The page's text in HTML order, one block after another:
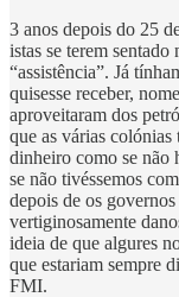
3 anos depois do 25
istas se terem sentado
“assistência”. Já
quisesse receber,
aproveitaram dos
que as várias colónias
dinheiro como se não
se não tivéssemos
depois de os
vertiginosamente
ideia de que algures
que estariam sempre
FMI.